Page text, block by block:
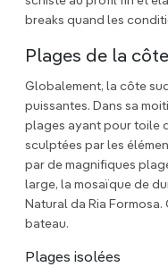
breaks quand les
Plages de la
Globalement, la côte
puissantes. Dans sa
plages ayant pour toile
sculptées par les
par de magnifiques
large, la mosaïque de
Natural da Ria
bateau.
Plages isolées